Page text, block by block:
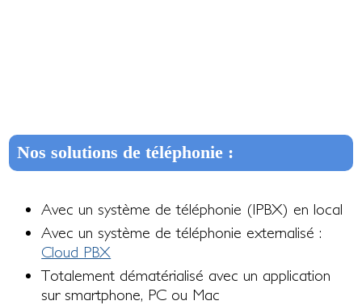
Nos solutions de téléphonie :
Avec un système de téléphonie (IPBX) en local
Avec un système de téléphonie externalisé :
Cloud PBX
Totalement dématérialisé avec un application
sur smartphone, PC ou Mac